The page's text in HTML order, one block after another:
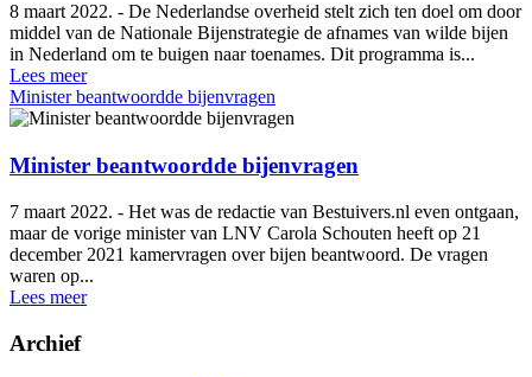
8 maart 2022. - De Nederlandse overheid stelt zich ten doel om door
middel van de Nationale Bijenstrategie de afnames van wilde bijen
in Nederland om te buigen naar toenames. Dit programma is...
Lees meer
Minister beantwoordde bijenvragen
Minister beantwoordde bijenvragen
7 maart 2022. - Het was de redactie van Bestuivers.nl even ontgaan,
maar de vorige minister van LNV Carola Schouten heeft op 21
december 2021 kamervragen over bijen beantwoord. De vragen
waren op...
Lees meer
Archief